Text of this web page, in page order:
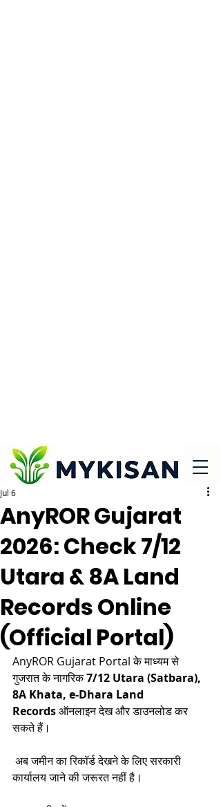
AnyROR Gujarat
2026: Check 7/12
Utara & 8A Land
Records Online
(Official Portal)
Jul 6
AnyROR Gujarat Portal के माध्यम से
गुजरात के नागरिक 7/12 Utara (Satbara),
8A Khata, e-Dhara Land
Records ऑनलाइन देख और डाउनलोड कर
सकते हैं।
कार्यालय जाने की जरूरत नहीं है।